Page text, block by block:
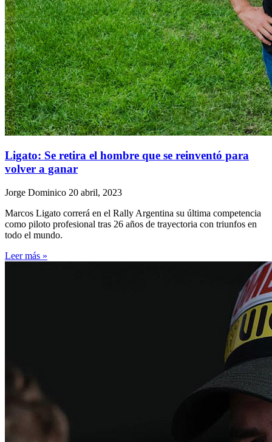
Ligato: Se retira el hombre que se reinventó para
volver a ganar
Jorge Dominico 20 abril, 2023
Marcos Ligato correrá en el Rally Argentina su última competencia
como piloto profesional tras 26 años de trayectoria con triunfos en
todo el mundo.
Leer más »